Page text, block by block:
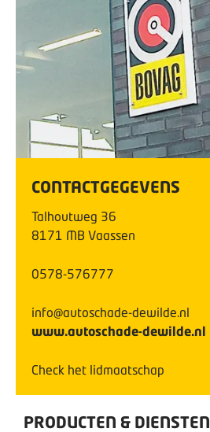
CONTACTGEGEVENS
Talhoutweg 36
8171 MB Vaassen
0578-576777
info@autoschade-dewilde.nl
www.autoschade-dewilde.nl
Check het lidmaatschap
PRODUCTEN & DIENSTEN